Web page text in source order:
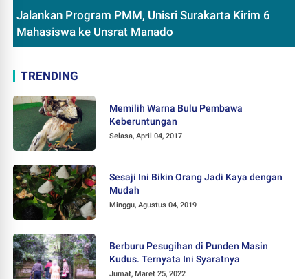
Jalankan Program PMM, Unisri Surakarta Kirim 6
Mahasiswa ke Unsrat Manado
TRENDING
Memilih Warna Bulu Pembawa
Keberuntungan
Selasa, April 04, 2017
Sesaji Ini Bikin Orang Jadi Kaya dengan
Mudah
Minggu, Agustus 04, 2019
Berburu Pesugihan di Punden Masin
Kudus. Ternyata Ini Syaratnya
Jumat, Maret 25, 2022